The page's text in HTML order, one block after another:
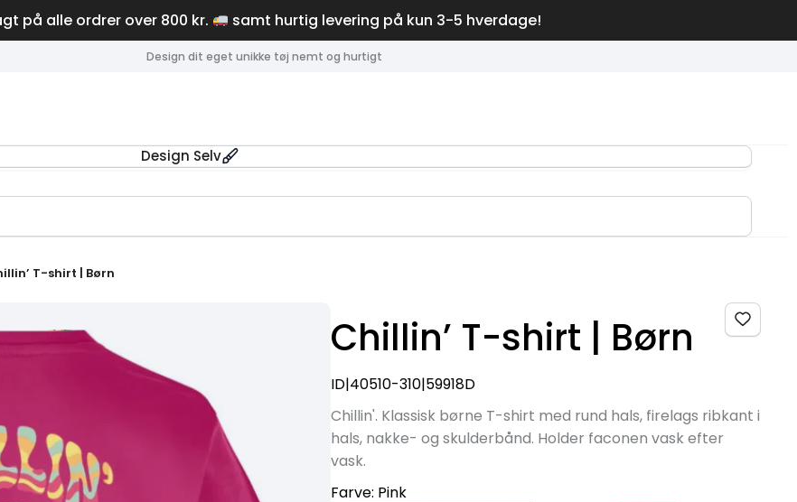
på alle ordrer over 800 kr. samt hurtig levering på kun 3-5 hverdage!
Design dit eget unikke tøj nemt og hurtigt
Design Selv
T-shirt | Børn
Chillin’ T-shirt | Børn
ID|40510-310|59918D
Chillin'. Klassisk børne T-shirt med rund hals, firelags ribkant i
hals, nakke- og skulderbånd. Holder faconen vask efter
vask.
Farve: Pink